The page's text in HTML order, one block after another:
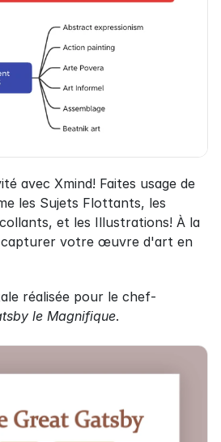
avec Xmind! Faites usage de
les Sujets Flottants, les
et les Illustrations! À la
capturer votre œuvre d'art en
réalisée pour le chef-
le Magnifique.